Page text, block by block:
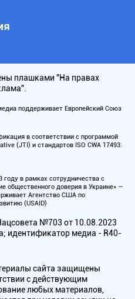
плашками "На правах
поддерживает Европейский Союз
в соответствии с программой
(JTI) и стандартов ISO CWA 17493:
году в рамках сотрудничества с
общественного доверия в Украине» —
Агентство США по
(USAID)
№703 от 10.08.2023
идентификатор медиа - R40-
сайта защищены
с действующим
любых материалов,